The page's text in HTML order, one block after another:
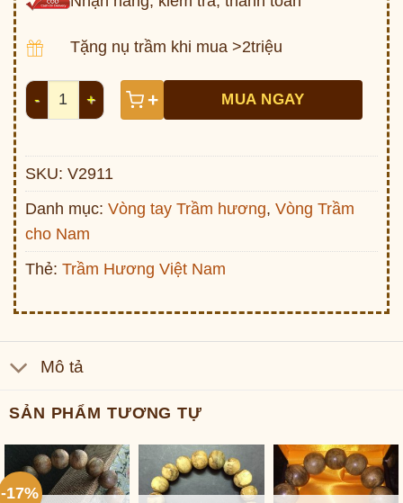
Tặng nụ trầm khi mua >2triệu
Vòng tay kiểu đồng hồ gỗ trầm hương V2911 số lượng
+ MUA NGAY
SKU: V2911
Danh mục: Vòng tay Trầm hương, Vòng Trầm
cho Nam
Thẻ: Trầm Hương Việt Nam
Mô tả
SẢN PHẨM TƯƠNG TỰ
-17%